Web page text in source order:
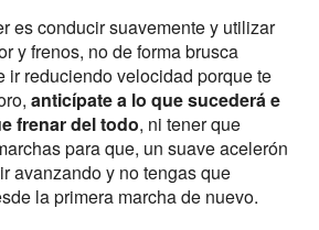
es conducir suavemente y utilizar
y frenos, no de forma brusca
ir reduciendo velocidad porque te
anticípate a lo que sucederá e
frenar del todo, ni tener que
para que, un suave acelerón
avanzando y no tengas que
la primera marcha de nuevo.